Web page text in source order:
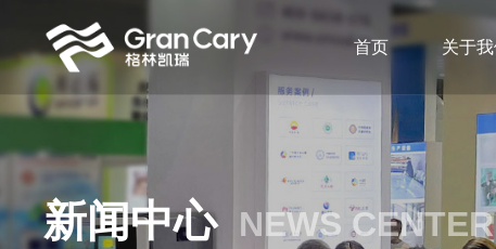
首页 关于
新闻中心 NEWS CENTER